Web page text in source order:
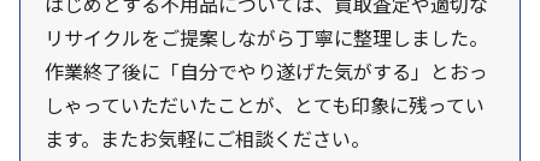
リサイクルをご提案しながら丁寧に整理しました。
作業終了後に「自分でやり遂げた気がする」とおっ
しゃっていただいたことが、とても印象に残ってい
ます。またお気軽にご相談ください。